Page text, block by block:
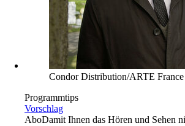
Condor Distribution/ARTE France
Programmtips
Vorschlag
AboDamit Ihnen das Hören und Sehen